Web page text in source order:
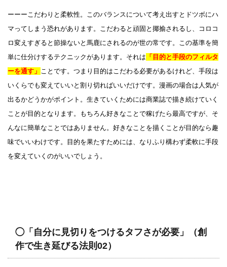
ーーーこだわりと柔軟性。このバランスについて考え出すとドツボにハ
マってしまう恐れがあります。こだわると頑固と揶揄されるし、コロコ
ロ変えすぎると節操ないと馬鹿にされるのが世の常です。この基準を簡
単に仕分けするテクニックがあります。それは 「目的と手段のフィルタ
ーを通す」
ことです。つまり目的はこだわる必要があるけれど、手段は
いくらでも変えていいと割り切ればいいだけです。漫画の場合は人気が
出るかどうかがポイント。生きていくためには商業誌で描き続けていく
ことが目的となります。もちろん好きなことで稼げたら最高ですが、そ
んなに簡単なことではありません。好きなことを描くことが目的なら趣
味でいいわけです。目的を果たすためには、なりふり構わず柔軟に手段
を変えていくのがいいでしょう。
◯「自分に見切りをつけるタフさが必要」（創
作で生き延びる法則02）